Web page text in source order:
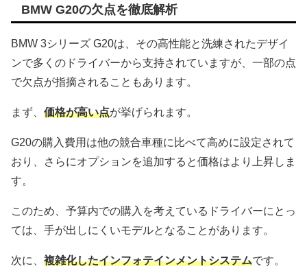
BMW G20の欠点を徹底解析
BMW 3シリーズ G20は、その高性能と洗練されたデザイ
ンで多くのドライバーから支持されていますが、一部の点
で欠点が指摘されることもあります。
まず、 価格が高い点が挙げられます。
G20の購入費用は他の競合車種に比べて高めに設定されて
おり、さらにオプションを追加すると価格はより上昇しま
す。
このため、予算内での購入を考えているドライバーにとっ
ては、手が出しにくいモデルとなることがあります。
次に、 複雑化したインフォテインメントシステムです。